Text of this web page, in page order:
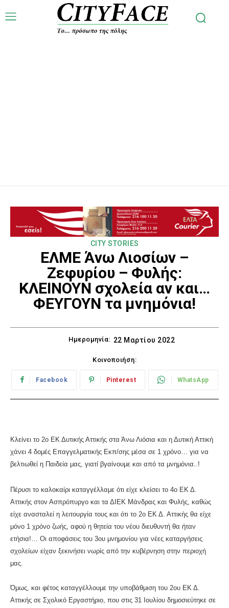
CITY STORIES
ΕΛΜΕ Άνω Λιοσίων –
Ζεφυρίου – Φυλής:
ΚΛΕΙΝΟΥΝ σχολεία αν και…
ΦΕΥΓΟΥΝ τα μνημόνια!
Ημερομηνία: 22 Μαρτίου 2022
Κοινοποιήση:
Facebook Pinterest WhatsApp
Κλείνει το 2ο ΕΚ Δυτικής Αττικής στα Άνω Λιόσια και η Δυτική Αττική
χάνει 4 δομές Επαγγελματικής Εκπ/σης μέσα σε 1 χρόνο… για να
βελτιωθεί η Παιδεία μας, γιατί βγαίνουμε και από τα μνημόνια..!
Πέρυσι το καλοκαίρι καταγγέλλαμε ότι είχε κλείσει το 4ο ΕΚ Δ.
Αττικής στον Ασπρόπυργο και τα ΔΙΕΚ Μάνδρας και Φυλής, καθώς
είχε ανασταλεί η λειτουργία τους και ότι το 2ο ΕΚ Δ. Αττικής θα είχε
μόνο 1 χρόνο ζωής, αφού η θητεία του νέου διευθυντή θα ήταν
ετήσια!… Οι αποφάσεις του 3ου μνημονίου για νέες καταργήσεις
σχολείων είχαν ξεκινήσει νωρίς από την κυβέρνηση στην περιοχή
μας.
Όμως, και φέτος καταγγέλλουμε την υποβάθμιση του 2ου ΕΚ Δ.
Αττικής σε Σχολικό Εργαστήριο, που στις 31 Ιουλίου δημοσιεύτηκε σε